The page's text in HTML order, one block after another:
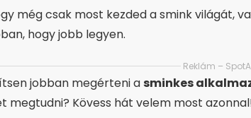
még csak most kezded a smink világát,
hogy jobb legyen.
Reklám –
jobban megérteni asminkes
megtudni? Kövess hát velem most